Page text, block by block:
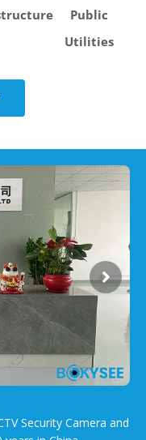
Public
Utilities
Security Camera and